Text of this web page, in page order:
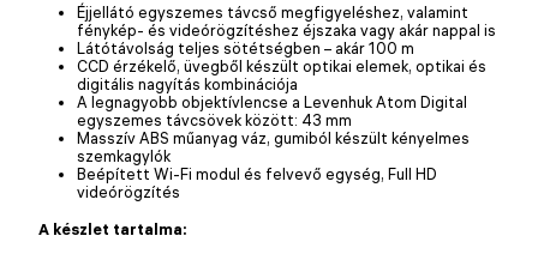
Éjjellátó egyszemes távcső megfigyeléshez, valamint
fénykép- és videórögzítéshez éjszaka vagy akár nappal is
Látótávolság teljes sötétségben – akár 100 m
CCD érzékelő, üvegből készült optikai elemek, optikai és
digitális nagyítás kombinációja
A legnagyobb objektívlencse a Levenhuk Atom Digital
egyszemes távcsövek között: 43 mm
Masszív ABS műanyag váz, gumiból készült kényelmes
szemkagylók
Beépített Wi-Fi modul és felvevő egység, Full HD
videórögzítés
A készlet tartalma: